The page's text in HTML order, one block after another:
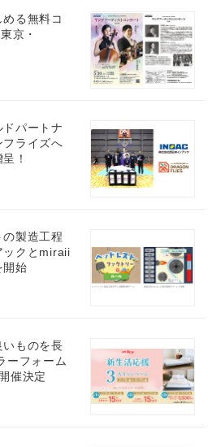
る無料コ
京・
パートナ
フライズへ
！
製造工程
ックとmiraii
開始
いものを長
ーフォーム
催決定